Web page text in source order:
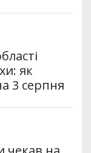
як
3 серпня